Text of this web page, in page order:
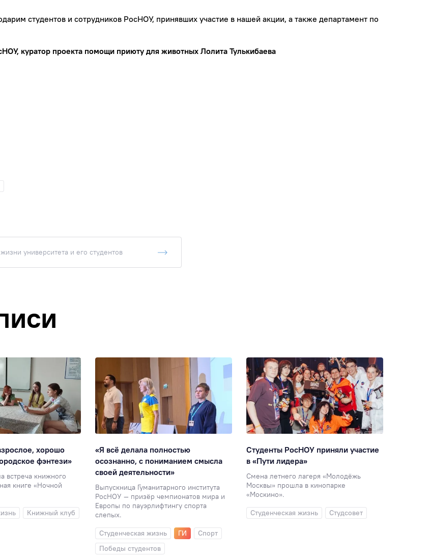
студентов и сотрудников РосНОУ, принявших участие в нашей акции, а также департамент по
куратор проекта помощи приюту для животных Лолита Тулькибаева
университета и его студентов
хорошо
фэнтези»
встреча книжного
книге «Ночной
Книжный клуб
«Я всё делала полностью
осознанно, с пониманием смысла
своей деятельности»
Выпускница Гуманитарного института
РосНОУ — призёр чемпионатов мира и
Европы по пауэрлифтингу спорта
слепых.
Студенческая жизнь
ГИ
Спорт
Победы студентов
Студенты РосНОУ приняли участие
в «Пути лидера»
Смена летнего лагеря «Молодёжь
Москвы» прошла в кинопарке
«Москино».
Студенческая жизнь
Студсовет